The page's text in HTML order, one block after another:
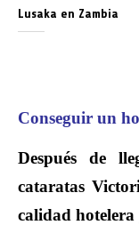
Lusaka en Zambia
Conseguir un
Después de
cataratas
calidad